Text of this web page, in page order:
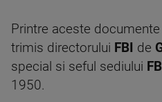
Printre aceste
trimis directorului FBI de
special si seful sediului FBI
1950.